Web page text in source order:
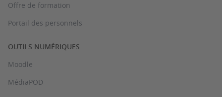
Offre de formation
Portail des personnels
OUTILS NUMÉRIQUES
Moodle
MédiaPOD